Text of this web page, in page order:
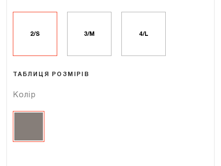
2/S 3/M 4/L
ТАБЛИЦЯ РОЗМІРІВ
Колір